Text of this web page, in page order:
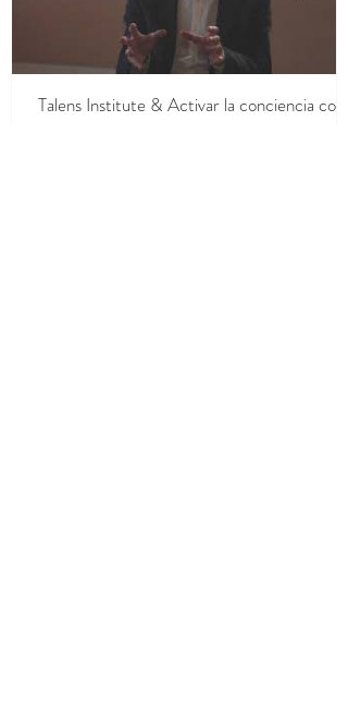
Talens Institute & Activar la conciencia con el